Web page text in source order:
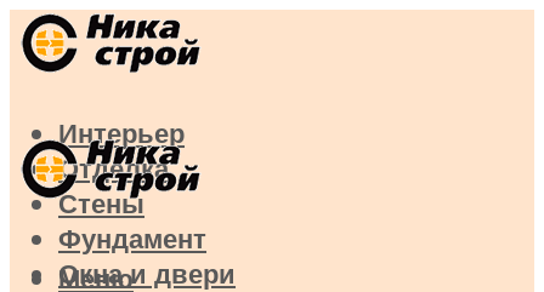
Интерьер
Отделка
Стены
Фундамент
Окна и двери
Меню